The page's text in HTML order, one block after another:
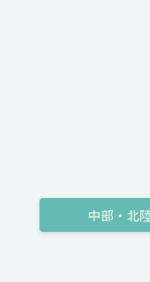
中部・北